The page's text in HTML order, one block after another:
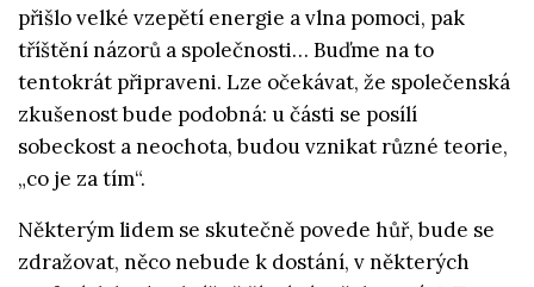
přišlo velké vzepětí energie a vlna pomoci, pak
tříštění názorů a společnosti… Buďme na to
tentokrát připraveni. Lze očekávat, že společenská
zkušenost bude podobná: u části se posílí
sobeckost a neochota, budou vznikat různé teorie,
„co je za tím“.
Některým lidem se skutečně povede hůř, bude se
zdražovat, něco nebude k dostání, v některých